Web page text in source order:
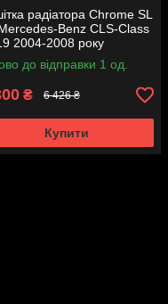
радіатора Chrome SL
Benz CLS-Class
2004-2008 року
до відправки 1 од.
₴ 6 426 ₴
Купити